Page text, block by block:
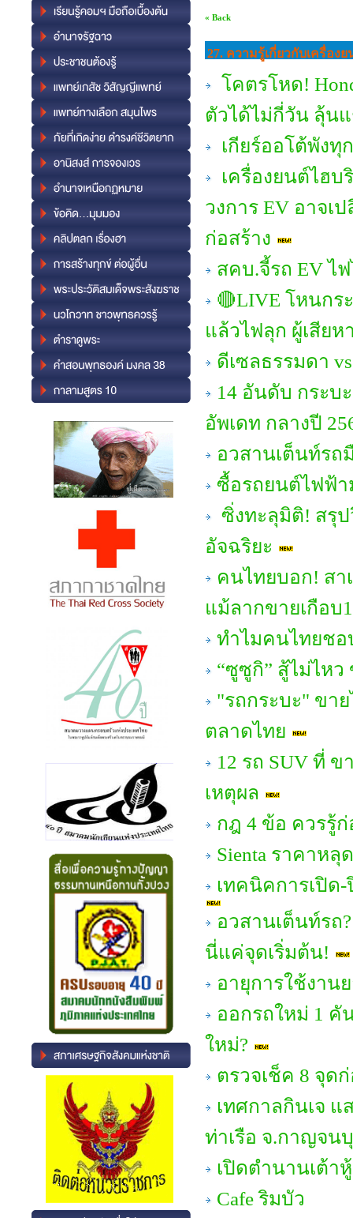
« Back
27. ความรู้เกี่ยวกับเครื่อ
โคตรโหด!
ตัวได้ไม่กี่วัน ลุ้น
เกียร์ออโต้พัง
เครื่องยนต์ไฮบ
วงการ EV อาจ
ก่อสร้าง
สคบ.จี้รถ EV ไ
🔴LIVE โหนกร
แล้วไฟลุก ผู้เสีย
ดีเซลธรรมดา
14 อันดับ กระบ
อัพเดท กลางปี
อวสานเต็นท์ร
ซื้อรถยนต์ไฟฟ้า
ซิ่งทะลุมิติ! สรุ
อัจฉริยะ
คนไทยบอก! สา
แม้ลากขายเกือบ
ทำไมคนไทยช
“ซูซูกิ” สู้ไม่ไหว
"รถกระบะ" ขา
ตลาดไทย
12 รถ SUV ที่
เหตุผล
กฎ 4 ข้อ ควรรู้
Sienta ราคาห
เทคนิคการเปิด
อวสานเต็นท์รถ
นี่แค่จุดเริ่มต้น!
อายุการใช้งาน
ออกรถใหม่ 1 คั
ใหม่?
ตรวจเช็ค 8 จุด
เทศกาลกินเจ แ
ท่าเรือ จ.กาญจน
เปิดตำนานเต้า
Cafe ริมบัว